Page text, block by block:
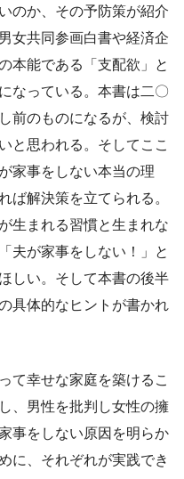
のか、その予防策が紹介
女共同参画白書や経済企
本能である「支配欲」と
なっている。本書は二〇
前のものになるが、検討
と思われる。そしてここ
家事をしない本当の理
ば解決策を立てられる。
生まれる習慣と生まれな
夫が家事をしない！」と
しい。そして本書の後半
具体的なヒントが書かれ
て幸せな家庭を築けるこ
、男性を批判し女性の擁
事をしない原因を明らか
に、それぞれが実践でき